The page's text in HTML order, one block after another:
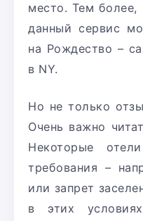
место. Тем более,
данный сервис
на Рождество –
в NY.
Но не только
Очень важно
Некоторые
требования –
или запрет
в этих